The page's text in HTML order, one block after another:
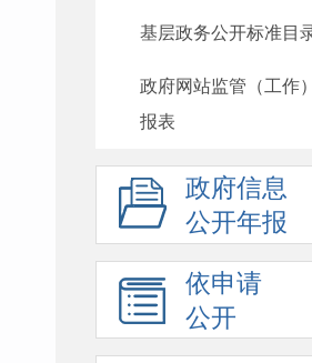
基层政务公开标准目
政府网站监管（工作
报表
政府信息
公开年报
依申请
公开